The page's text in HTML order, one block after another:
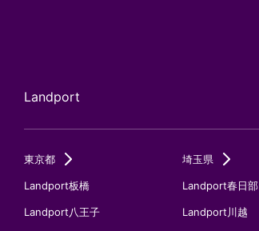
Landport
東京都
Landport板橋
Landport八王子
埼玉県
Landport春日部
Landport川越